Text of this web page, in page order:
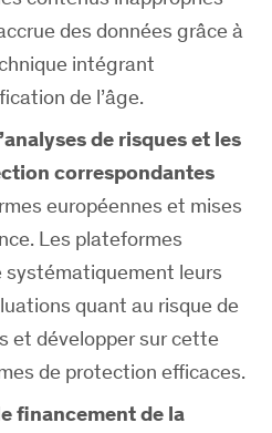
des données grâce à
intégrant
de l’âge.
de risques et les
correspondantes
européennes et mises
Les plateformes
leurs
quant au risque de
et développer sur cette
de protection efficaces.
financement de la